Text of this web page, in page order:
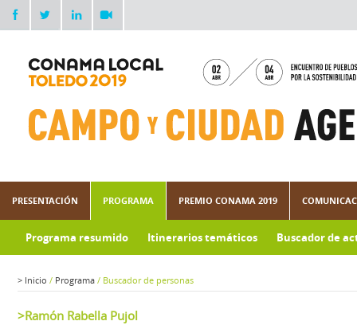
PRESENTACIÓN PROGRAMA PREMIO CONAMA 2019
Programa resumido Itinerarios temáticos Buscador de
> Inicio / Programa / Buscador de personas
>Ramón Rabella Pujol